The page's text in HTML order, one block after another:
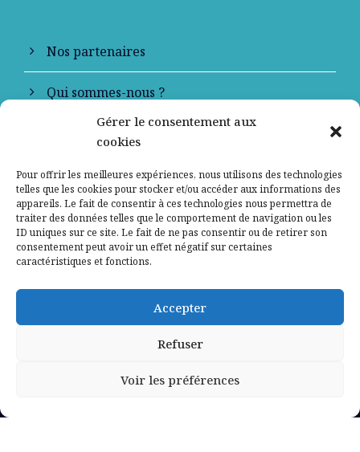
Gérer le consentement aux
cookies
Pour offrir les meilleures expériences, nous utilisons des technologies
telles que les cookies pour stocker et/ou accéder aux informations des
appareils. Le fait de consentir à ces technologies nous permettra de
traiter des données telles que le comportement de navigation ou les
ID uniques sur ce site. Le fait de ne pas consentir ou de retirer son
consentement peut avoir un effet négatif sur certaines
caractéristiques et fonctions.
Accepter
Refuser
Voir les préférences
Nos partenaires
Qui sommes-nous ?
Contactez-nous
Mentions légales
Politique de confidentialité